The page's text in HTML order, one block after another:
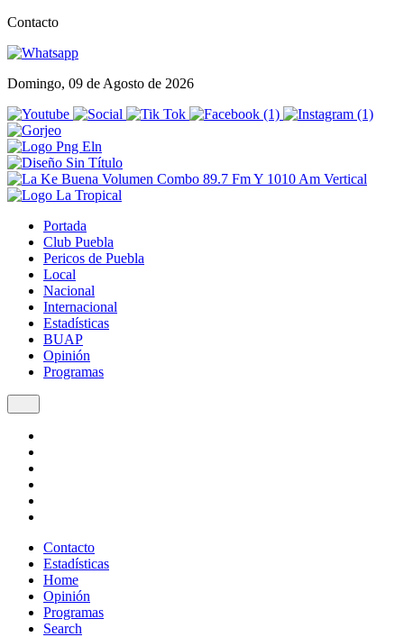
Contacto
Domingo, 09 de Agosto de 2026
Portada
Club Puebla
Pericos de Puebla
Local
Nacional
Internacional
Estadísticas
BUAP
Opinión
Programas
Contacto
Estadísticas
Home
Opinión
Programas
Search